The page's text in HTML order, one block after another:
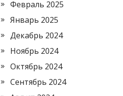
Февраль 2025
Январь 2025
Декабрь 2024
Ноябрь 2024
Октябрь 2024
Сентябрь 2024